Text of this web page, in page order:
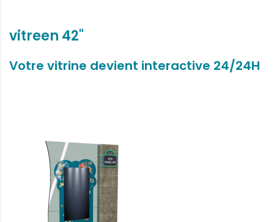
vitreen 42"
Votre vitrine devient interactive 24/24H